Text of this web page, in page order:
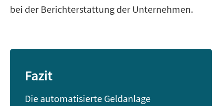
bei der Berichterstattung der Unternehmen.
Fazit
Die automatisierte Geldanlage